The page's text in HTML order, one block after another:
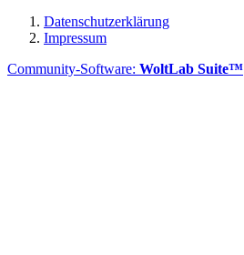
Datenschutzerklärung
Impressum
Community-Software: WoltLab Suite™